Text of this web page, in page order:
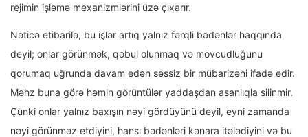
rejimin işləmə mexanizmlərini üzə çıxarır.
Nəticə etibarilə, bu işlər artıq yalnız fərqli bədənlər haqqında
deyil; onlar görünmək, qəbul olunmaq və mövcudluğunu
qorumaq uğrunda davam edən səssiz bir mübarizəni ifadə edir.
Məhz buna görə həmin görüntülər yaddaşdan asanlıqla silinmir.
Çünki onlar yalnız baxışın nəyi gördüyünü deyil, eyni zamanda
nəyi görünməz etdiyini, hansı bədənləri kənara itələdiyini və bu